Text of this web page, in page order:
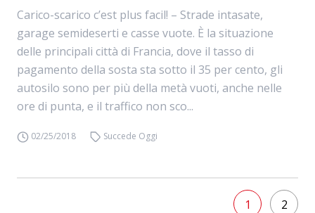
Carico-scarico c’est plus facil! – Strade intasate,
garage semideserti e casse vuote. È la situazione
delle principali città di Francia, dove il tasso di
pagamento della sosta sta sotto il 35 per cento, gli
autosilo sono per più della metà vuoti, anche nelle
ore di punta, e il traffico non sco...
02/25/2018 Succede Oggi
1 2